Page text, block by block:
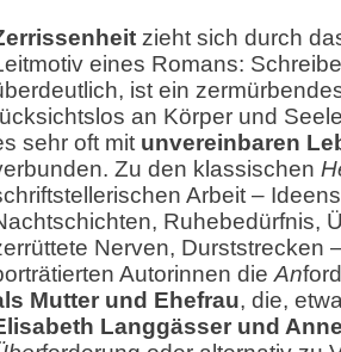
zieht sich durch
eines Romans:
ist ein
an Körper und
sehr oft mit unvereinbaren
Zu den klassischen
Arbeit –
Ruhebedürfnis,
Nerven, Durststrecken
Autorinnen dieAn
Mutter und Ehefrau, die,
Langgässer und